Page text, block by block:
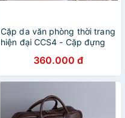
Cặp da văn phòng thời trang
hiện đại CCS4 - Cặp đựng
360.000 đ